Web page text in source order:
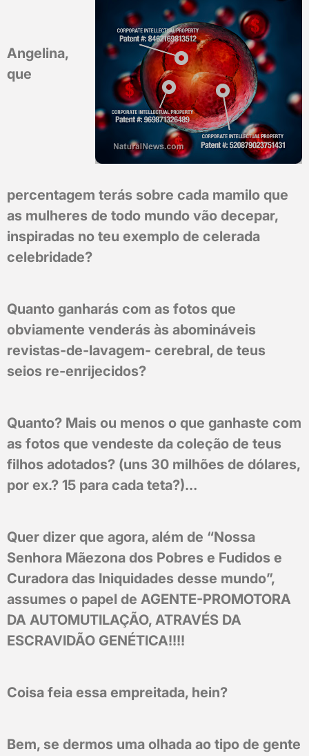
Angelina,
que
percentagem terás sobre cada mamilo que
as mulheres de todo mundo vão decepar,
inspiradas no teu exemplo de celerada
celebridade?
Quanto ganharás com as fotos que
obviamente venderás às abomináveis
revistas-de-lavagem- cerebral, de teus
seios re-enrijecidos?
Quanto? Mais ou menos o que ganhaste com
as fotos que vendeste da coleção de teus
filhos adotados? (uns 30 milhões de dólares,
por ex.? 15 para cada teta?)…
Quer dizer que agora, além de “Nossa
Senhora Mãezona dos Pobres e Fudidos e
Curadora das Iniquidades desse mundo”,
assumes o papel de AGENTE-PROMOTORA
DA AUTOMUTILAÇÃO, ATRAVÉS DA
ESCRAVIDÃO GENÉTICA!!!!
Coisa feia essa empreitada, hein?
Bem, se dermos uma olhada ao tipo de gente